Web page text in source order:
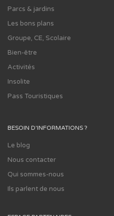
Parcs & jardins
Les bons plans
Groupe, CE, Scolaire
Bien-être
Activités
Insolite
Pass Touristiques
BESOIN D'INFORMATIONS ?
Le blog
Nous contacter
Qui sommes-nous
Ils parlent de nous